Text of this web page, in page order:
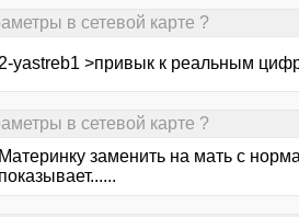
в сетевой карте ?
2-yastreb1 >привык к реальным
в сетевой карте ?
Материнку заменить на мать с
показывает......